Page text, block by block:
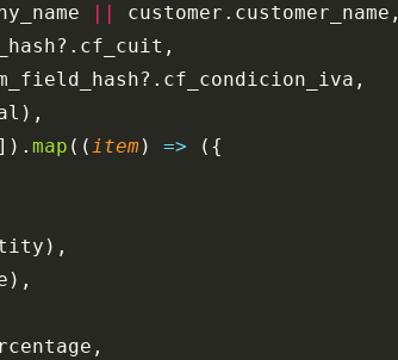
customer.customer_name,
map ((item) => ({